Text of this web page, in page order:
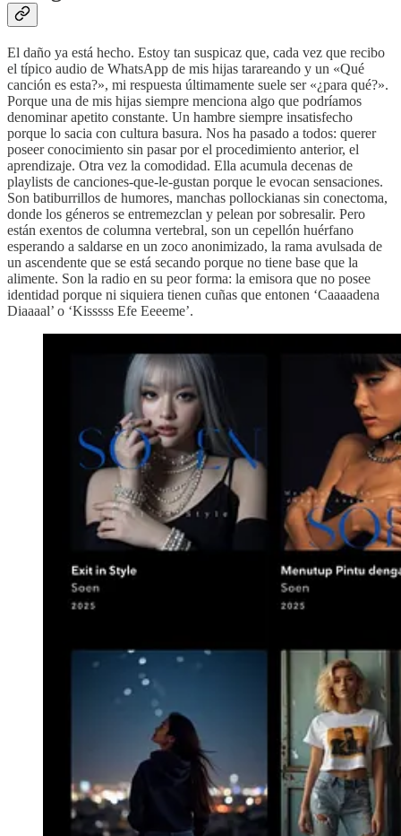
El daño ya está hecho. Estoy tan suspicaz que, cada vez que recibo
el típico audio de WhatsApp de mis hijas tarareando y un «Qué
canción es esta?», mi respuesta últimamente suele ser «¿para qué?».
Porque una de mis hijas siempre menciona algo que podríamos
denominar apetito constante. Un hambre siempre insatisfecho
porque lo sacia con cultura basura. Nos ha pasado a todos: querer
poseer conocimiento sin pasar por el procedimiento anterior, el
aprendizaje. Otra vez la comodidad. Ella acumula decenas de
playlists de canciones-que-le-gustan porque le evocan sensaciones.
Son batiburrillos de humores, manchas pollockianas sin conectoma,
donde los géneros se entremezclan y pelean por sobresalir. Pero
están exentos de columna vertebral, son un cepellón huérfano
esperando a saldarse en un zoco anonimizado, la rama avulsada de
un ascendente que se está secando porque no tiene base que la
alimente. Son la radio en su peor forma: la emisora que no posee
identidad porque ni siquiera tienen cuñas que entonen ‘Caaaadena
Diaaaal’ o ‘Kisssss Efe Eeeeme’.